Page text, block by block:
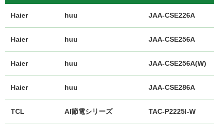
Haier huu JAA-CSE226A
Haier huu JAA-CSE256A
Haier huu JAA-CSE256A(W)
Haier huu JAA-CSE286A
TCL AI節電シリーズ TAC-P2225I-W